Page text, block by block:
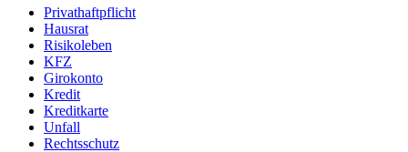
Privathaftpflicht
Hausrat
Risikoleben
KFZ
Girokonto
Kredit
Kreditkarte
Unfall
Rechtsschutz